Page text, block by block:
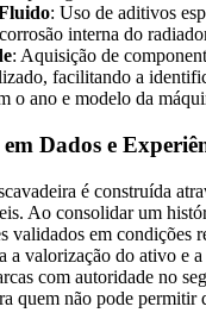
: Uso de aditivos
interna do
: Aquisição de
facilitando a
o ano e modelo da
em Dados e
é construída
Ao consolidar um
validados em condições
a valorização do ativo e
com autoridade no
quem não pode permitir